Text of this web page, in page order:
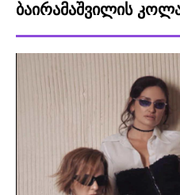
ბაირამაშვილის